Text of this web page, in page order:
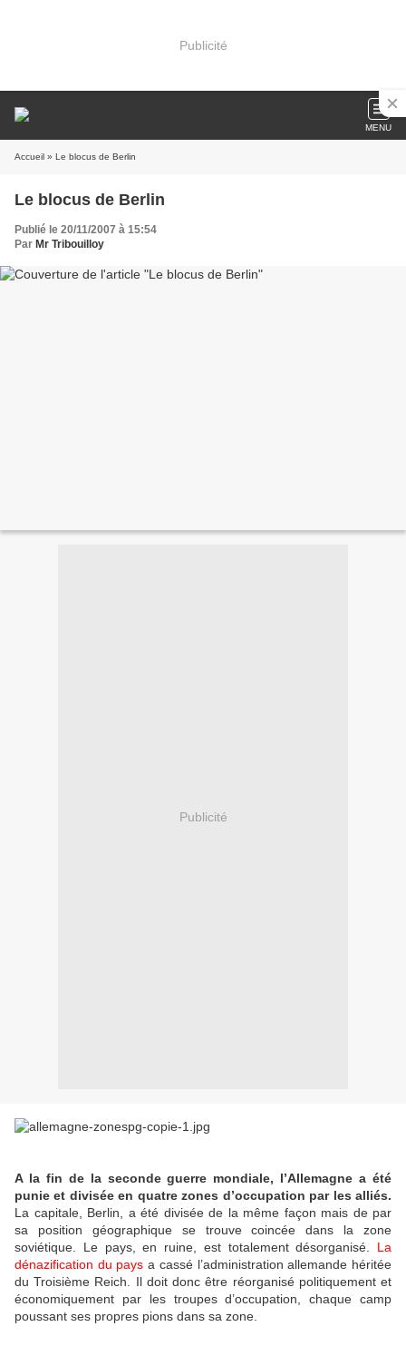
Publicité
MENU
Accueil » Le blocus de Berlin
Le blocus de Berlin
Publié le 20/11/2007 à 15:54
Par Mr Tribouilloy
Publicité
A la fin de la seconde guerre mondiale, l’Allemagne a été
punie et divisée en quatre zones d’occupation par les alliés.
La capitale, Berlin, a été divisée de la même façon mais de par
sa position géographique se trouve coincée dans la zone
soviétique. Le pays, en ruine, est totalement désorganisé. La
dénazification du pays a cassé l’administration allemande héritée
du Troisième Reich. Il doit donc être réorganisé politiquement et
économiquement par les troupes d’occupation, chaque camp
poussant ses propres pions dans sa zone.